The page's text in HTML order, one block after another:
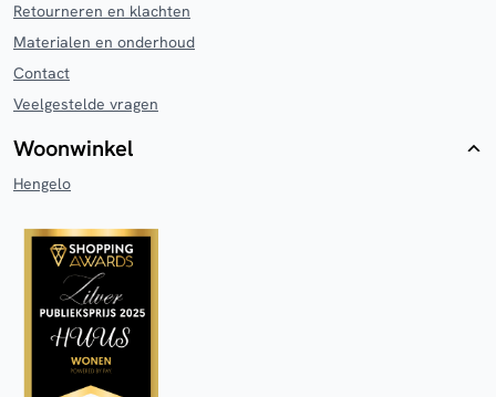
Retourneren en klachten
Materialen en onderhoud
Contact
Veelgestelde vragen
Woonwinkel
Hengelo